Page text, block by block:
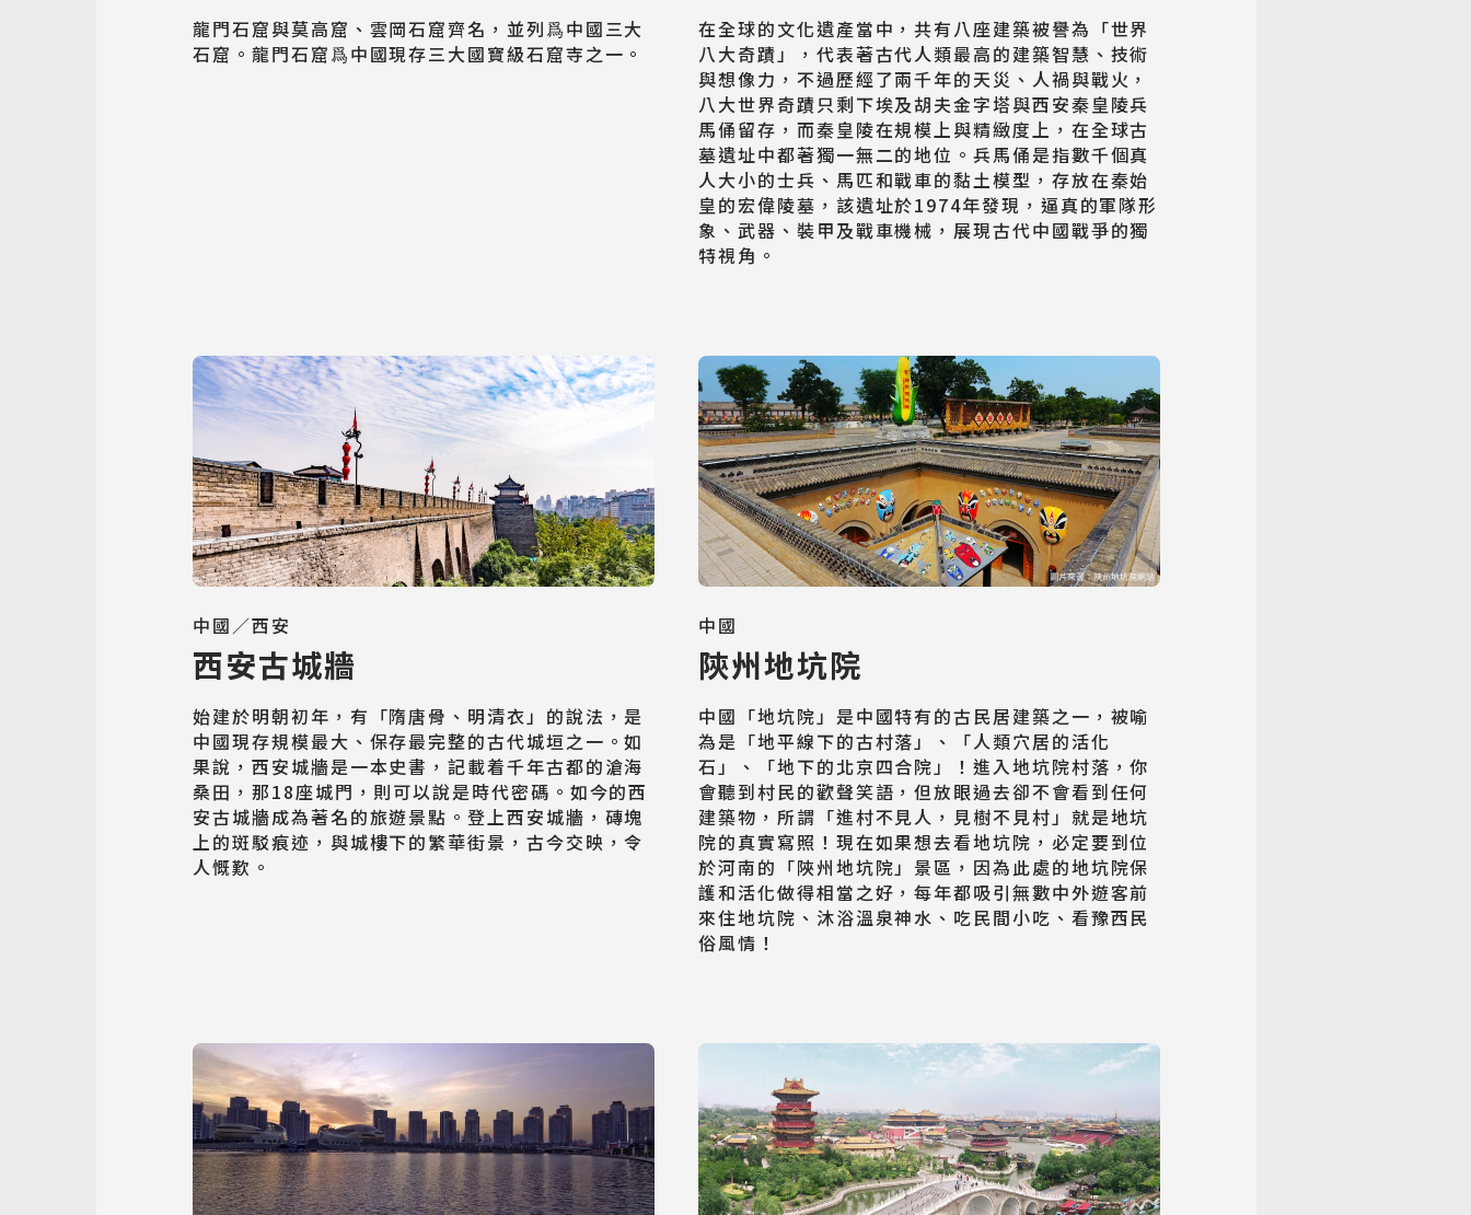
客製旅遊
Customized Tour
龍門石窟與莫高窟、雲岡石窟齊名，並列爲中國三大
石窟。龍門石窟爲中國現存三大國寶級石窟寺之一。
在全球的文化遺產當中，共有八座建築被譽為「世界
八大奇蹟」，代表著古代人類最高的建築智慧、技術
與想像力，不過歷經了兩千年的天災、人禍與戰火，
八大世界奇蹟只剩下埃及胡夫金字塔與西安秦皇陵兵
馬俑留存，而秦皇陵在規模上與精緻度上，在全球古
墓遺址中都著獨一無二的地位。兵馬俑是指數千個真
人大小的士兵、馬匹和戰車的黏土模型，存放在秦始
皇的宏偉陵墓，該遺址於1974年發現，逼真的軍隊形
象、武器、裝甲及戰車機械，展現古代中國戰爭的獨
特視角。
中國／西安
西安古城牆
始建於明朝初年，有「隋唐骨、明清衣」的說法，是
中國現存規模最大、保存最完整的古代城垣之一。如
果說，西安城牆是一本史書，記載着千年古都的滄海
桑田，那18座城門，則可以說是時代密碼。如今的西
安古城牆成為著名的旅遊景點。登上西安城牆，磚塊
上的斑駁痕迹，與城樓下的繁華街景，古今交映，令
人慨歎。
中國
陝州地坑院
中國「地坑院」是中國特有的古民居建築之一，被喻
為是「地平線下的古村落」、「人類穴居的活化
石」、「地下的北京四合院」！進入地坑院村落，你
會聽到村民的歡聲笑語，但放眼過去卻不會看到任何
建築物，所謂「進村不見人，見樹不見村」就是地坑
院的真實寫照！現在如果想去看地坑院，必定要到位
於河南的「陜州地坑院」景區，因為此處的地坑院保
護和活化做得相當之好，每年都吸引無數中外遊客前
來住地坑院、沐浴溫泉神水、吃民間小吃、看豫西民
俗風情！